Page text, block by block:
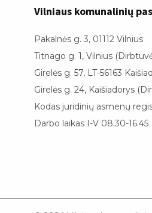
Vilniaus komunalinių
Pakalnės g. 3, 01112 Vilnius
Titnago g. 1, Vilnius
Girelės g. 57, LT-56163
Girelės g. 24, Kaišiadorys
Kodas juridinių asmenų
Darbo laikas I-V 08.30-16.45